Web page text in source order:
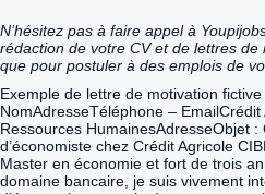
N’hésitez pas à faire appel à
rédaction de votre CV et de lettres
que pour postuler à des emplois de
Exemple de lettre de motivation
NomAdresseTéléphone –
Ressources HumainesAdresseObjet
d’économiste chez Crédit Agricole
Master en économie et fort de trois
domaine bancaire, je suis vivement